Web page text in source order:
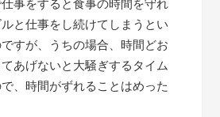
事をすると食事の時間を守れ
と仕事をし続けてしまうとい
すが、うちの場合、時間どお
あげないと大騒ぎするタイム
、時間がずれることはめった